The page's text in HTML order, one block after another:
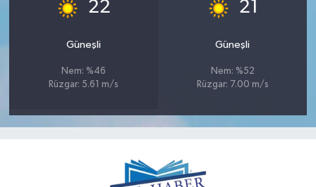
22
Güneşli
Nem: %46
Rüzgar: 5.61 m/s
21
Güneşli
Nem: %52
Rüzgar: 7.00 m/s